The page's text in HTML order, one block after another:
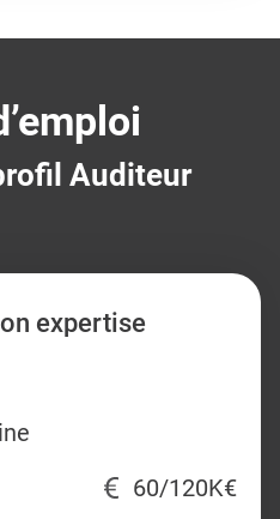
Auditeur
expertise
60/120K€